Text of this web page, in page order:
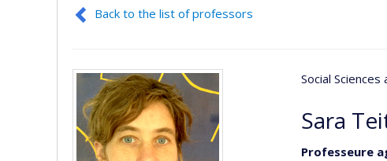
Back to the list of professors
Social
Sara
Professeure